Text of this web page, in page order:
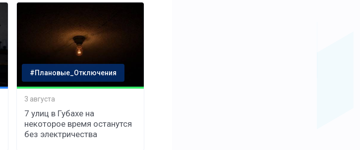
#Плановые_Отключения
3 августа
7 улиц в Губахе на
некоторое время останутся
без электричества